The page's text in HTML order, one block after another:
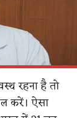
रहना है तो
करें। ऐसा